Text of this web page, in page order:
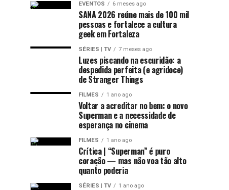
EVENTOS 6 meses ago
SANA 2026 reúne mais de 100 mil
pessoas e fortalece a cultura
geek em Fortaleza
SÉRIES | TV 7 meses ago
Luzes piscando na escuridão: a
despedida perfeita (e agridoce)
de Stranger Things
FILMES 1 ano ago
Voltar a acreditar no bem: o novo
Superman e a necessidade de
esperança no cinema
FILMES 1 ano ago
Crítica | “Superman” é puro
coração — mas não voa tão alto
quanto poderia
SÉRIES | TV 1 ano ago